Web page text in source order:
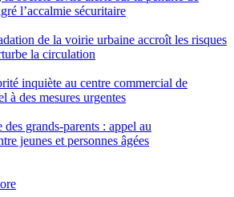
l’accalmie sécuritaire
de la voirie urbaine accroît les risques
la circulation
inquiète au centre commercial de
à des mesures urgentes
grands-parents : appel au
jeunes et personnes âgées